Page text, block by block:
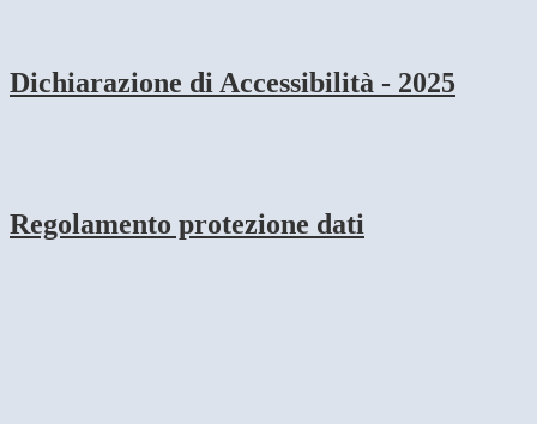
Dichiarazione di Accessibilità - 2025
Regolamento protezione dati